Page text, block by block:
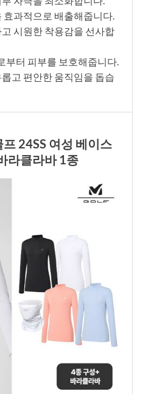
효과적으로 배출해줍니다.
시원한 착용감을 선사합
부터 피부를 보호해줍니다.
고 편안한 움직임을 돕습
24SS 여성 베이스
라클라바 1종